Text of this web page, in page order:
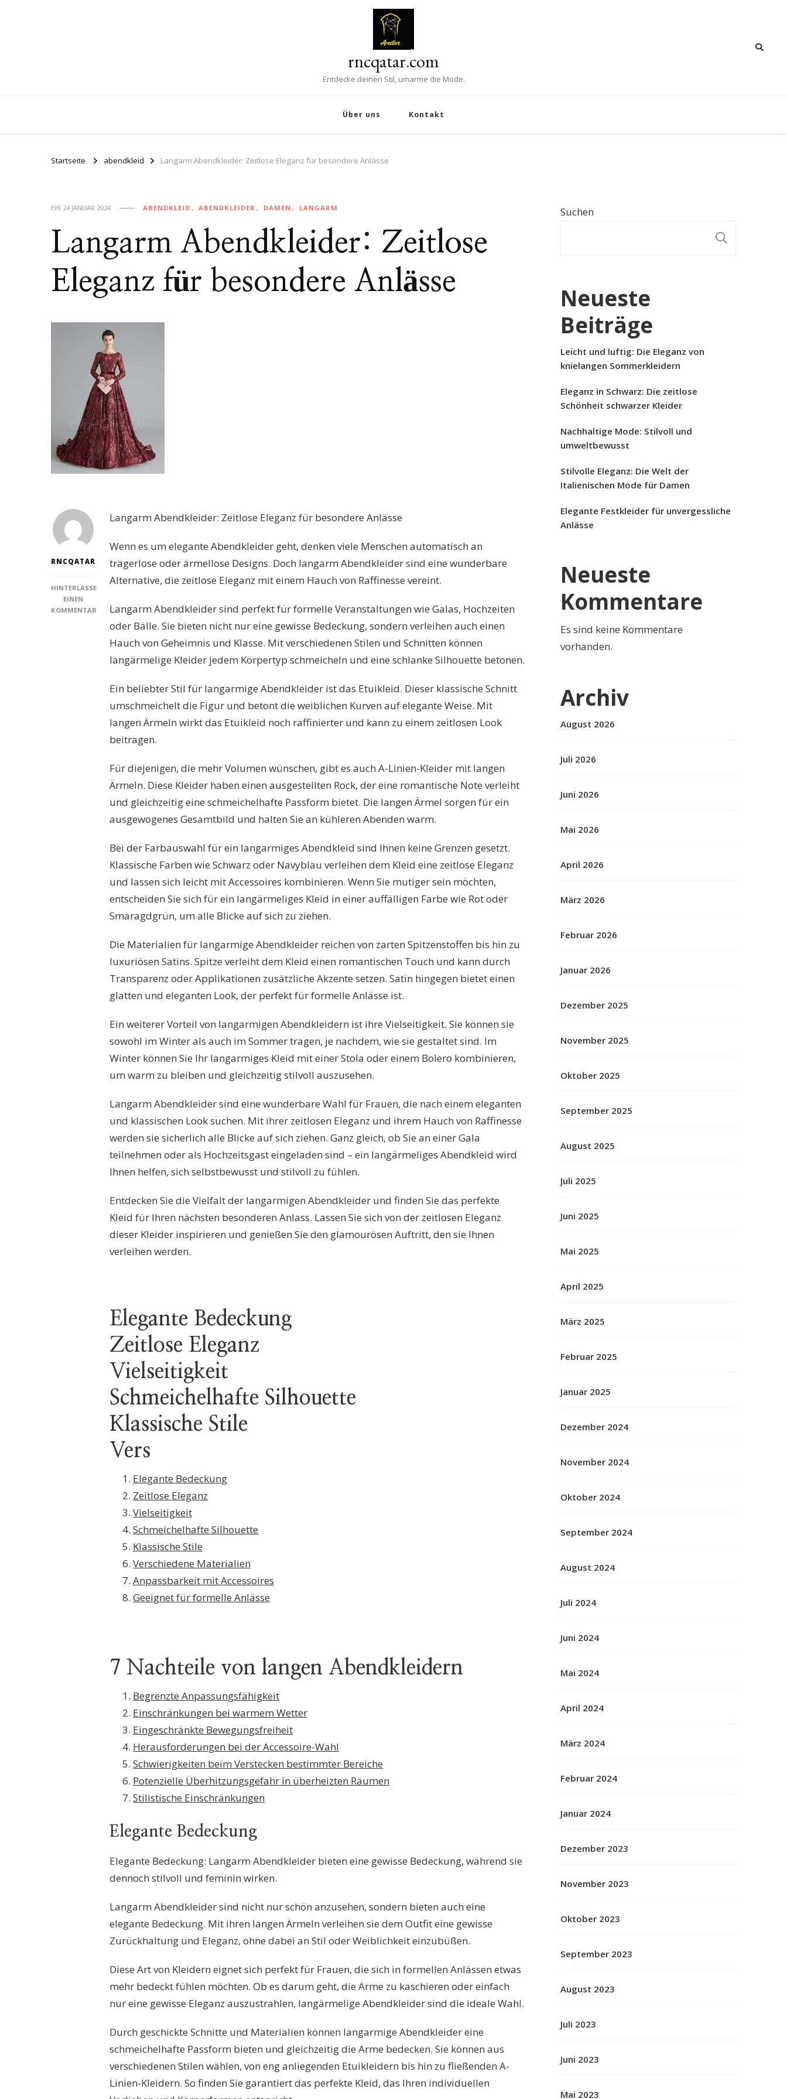
rncqatar.com
Entdecke deinen Stil, umarme die Mode.
Über uns Kontakt
Startseite abendkleid Langarm Abendkleider: Zeitlose Eleganz für besondere Anlässe
EIN 24 JANUAR 2024 ABENDKLEID ABENDKLEIDER DAMEN LANGARM
Langarm Abendkleider: Zeitlose
Eleganz für besondere Anlässe
RNCQATAR
HINTERLASSE
EINEN
KOMMENTAR
ABENDKLEIDER:
BESONDERE
Langarm Abendkleider: Zeitlose Eleganz für besondere Anlässe
Wenn es um elegante Abendkleider geht, denken viele Menschen automatisch an
trägerlose oder ärmellose Designs. Doch langarm Abendkleider sind eine wunderbare
Alternative, die zeitlose Eleganz mit einem Hauch von Raffinesse vereint.
Langarm Abendkleider sind perfekt für formelle Veranstaltungen wie Galas, Hochzeiten
oder Bälle. Sie bieten nicht nur eine gewisse Bedeckung, sondern verleihen auch einen
Hauch von Geheimnis und Klasse. Mit verschiedenen Stilen und Schnitten können
langärmelige Kleider jedem Körpertyp schmeicheln und eine schlanke Silhouette betonen.
Ein beliebter Stil für langarmige Abendkleider ist das Etuikleid. Dieser klassische Schnitt
umschmeichelt die Figur und betont die weiblichen Kurven auf elegante Weise. Mit
langen Ärmeln wirkt das Etuikleid noch raffinierter und kann zu einem zeitlosen Look
beitragen.
Für diejenigen, die mehr Volumen wünschen, gibt es auch A-Linien-Kleider mit langen
Ärmeln. Diese Kleider haben einen ausgestellten Rock, der eine romantische Note verleiht
und gleichzeitig eine schmeichelhafte Passform bietet. Die langen Ärmel sorgen für ein
ausgewogenes Gesamtbild und halten Sie an kühleren Abenden warm.
Bei der Farbauswahl für ein langarmiges Abendkleid sind Ihnen keine Grenzen gesetzt.
Klassische Farben wie Schwarz oder Navyblau verleihen dem Kleid eine zeitlose Eleganz
und lassen sich leicht mit Accessoires kombinieren. Wenn Sie mutiger sein möchten,
entscheiden Sie sich für ein langärmeliges Kleid in einer auffälligen Farbe wie Rot oder
Smaragdgrün, um alle Blicke auf sich zu ziehen.
Die Materialien für langarmige Abendkleider reichen von zarten Spitzenstoffen bis hin zu
luxuriösen Satins. Spitze verleiht dem Kleid einen romantischen Touch und kann durch
Transparenz oder Applikationen zusätzliche Akzente setzen. Satin hingegen bietet einen
glatten und eleganten Look, der perfekt für formelle Anlässe ist.
Ein weiterer Vorteil von langarmigen Abendkleidern ist ihre Vielseitigkeit. Sie können sie
sowohl im Winter als auch im Sommer tragen, je nachdem, wie sie gestaltet sind. Im
Winter können Sie Ihr langarmiges Kleid mit einer Stola oder einem Bolero kombinieren,
um warm zu bleiben und gleichzeitig stilvoll auszusehen.
Langarm Abendkleider sind eine wunderbare Wahl für Frauen, die nach einem eleganten
und klassischen Look suchen. Mit ihrer zeitlosen Eleganz und ihrem Hauch von Raffinesse
werden sie sicherlich alle Blicke auf sich ziehen. Ganz gleich, ob Sie an einer Gala
teilnehmen oder als Hochzeitsgast eingeladen sind – ein langärmeliges Abendkleid wird
Ihnen helfen, sich selbstbewusst und stilvoll zu fühlen.
Entdecken Sie die Vielfalt der langarmigen Abendkleider und finden Sie das perfekte
Kleid für Ihren nächsten besonderen Anlass. Lassen Sie sich von der zeitlosen Eleganz
dieser Kleider inspirieren und genießen Sie den glamourösen Auftritt, den sie Ihnen
verleihen werden.
Elegante Bedeckung
Zeitlose Eleganz
Vielseitigkeit
Schmeichelhafte Silhouette
Klassische Stile
Vers
Elegante Bedeckung
Zeitlose Eleganz
Vielseitigkeit
Schmeichelhafte Silhouette
Klassische Stile
Verschiedene Materialien
Anpassbarkeit mit Accessoires
Geeignet für formelle Anlässe
7 Nachteile von langen Abendkleidern
Begrenzte Anpassungsfähigkeit
Einschränkungen bei warmem Wetter
Eingeschränkte Bewegungsfreiheit
Herausforderungen bei der Accessoire-Wahl
Schwierigkeiten beim Verstecken bestimmter Bereiche
Potenzielle Überhitzungsgefahr in überheizten Räumen
Stilistische Einschränkungen
Elegante Bedeckung
Elegante Bedeckung: Langarm Abendkleider bieten eine gewisse Bedeckung, während sie
dennoch stilvoll und feminin wirken.
Langarm Abendkleider sind nicht nur schön anzusehen, sondern bieten auch eine
elegante Bedeckung. Mit ihren langen Ärmeln verleihen sie dem Outfit eine gewisse
Zurückhaltung und Eleganz, ohne dabei an Stil oder Weiblichkeit einzubüßen.
Diese Art von Kleidern eignet sich perfekt für Frauen, die sich in formellen Anlässen etwas
mehr bedeckt fühlen möchten. Ob es darum geht, die Arme zu kaschieren oder einfach
nur eine gewisse Eleganz auszustrahlen, langärmelige Abendkleider sind die ideale Wahl.
Durch geschickte Schnitte und Materialien können langarmige Abendkleider eine
schmeichelhafte Passform bieten und gleichzeitig die Arme bedecken. Sie können aus
verschiedenen Stilen wählen, von eng anliegenden Etuikleidern bis hin zu fließenden A-
Linien-Kleidern. So finden Sie garantiert das perfekte Kleid, das Ihren individuellen
Suchen
Neueste
Beiträge
Leicht und luftig: Die Eleganz von
knielangen Sommerkleidern
Eleganz in Schwarz: Die zeitlose
Schönheit schwarzer Kleider
Nachhaltige Mode: Stilvoll und
umweltbewusst
Stilvolle Eleganz: Die Welt der
Italienischen Mode für Damen
Elegante Festkleider für unvergessliche
Anlässe
Neueste
Kommentare
Es sind keine Kommentare
vorhanden.
Archiv
August 2026
Juli 2026
Juni 2026
Mai 2026
April 2026
März 2026
Februar 2026
Januar 2026
Dezember 2025
November 2025
Oktober 2025
September 2025
August 2025
Juli 2025
Juni 2025
Mai 2025
April 2025
März 2025
Februar 2025
Januar 2025
Dezember 2024
November 2024
Oktober 2024
September 2024
August 2024
Juli 2024
Juni 2024
Mai 2024
April 2024
März 2024
Februar 2024
Januar 2024
Dezember 2023
November 2023
Oktober 2023
September 2023
August 2023
Juli 2023
Juni 2023
Mai 2023